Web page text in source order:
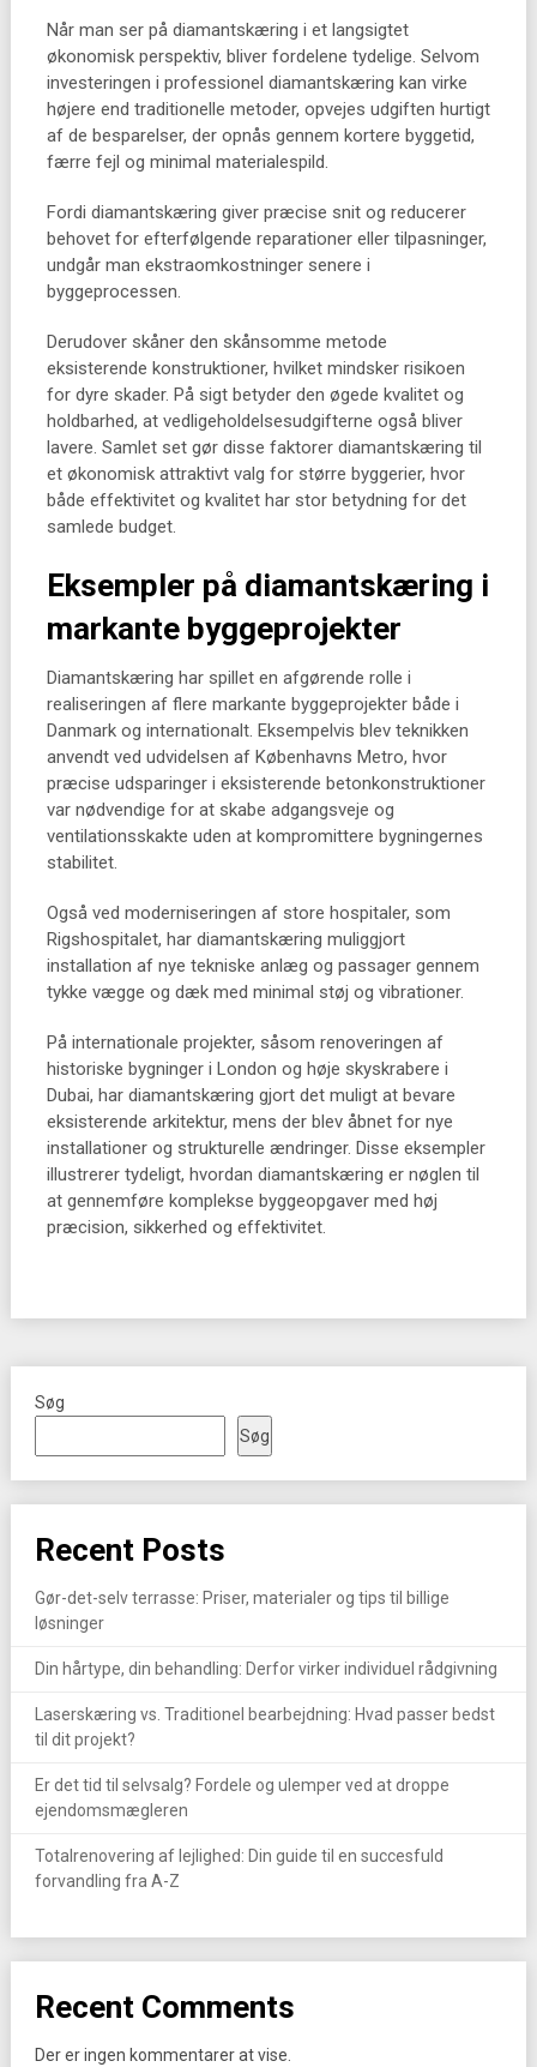
Når man ser på diamantskæring i et langsigtet
økonomisk perspektiv, bliver fordelene tydelige. Selvom
investeringen i professionel diamantskæring kan virke
højere end traditionelle metoder, opvejes udgiften hurtigt
af de besparelser, der opnås gennem kortere byggetid,
færre fejl og minimal materialespild.
Fordi diamantskæring giver præcise snit og reducerer
behovet for efterfølgende reparationer eller tilpasninger,
undgår man ekstraomkostninger senere i
byggeprocessen.
Derudover skåner den skånsomme metode
eksisterende konstruktioner, hvilket mindsker risikoen
for dyre skader. På sigt betyder den øgede kvalitet og
holdbarhed, at vedligeholdelsesudgifterne også bliver
lavere. Samlet set gør disse faktorer diamantskæring til
et økonomisk attraktivt valg for større byggerier, hvor
både effektivitet og kvalitet har stor betydning for det
samlede budget.
Eksempler på diamantskæring i
markante byggeprojekter
Diamantskæring har spillet en afgørende rolle i
realiseringen af flere markante byggeprojekter både i
Danmark og internationalt. Eksempelvis blev teknikken
anvendt ved udvidelsen af Københavns Metro, hvor
præcise udsparinger i eksisterende betonkonstruktioner
var nødvendige for at skabe adgangsveje og
ventilationsskakte uden at kompromittere bygningernes
stabilitet.
Også ved moderniseringen af store hospitaler, som
Rigshospitalet, har diamantskæring muliggjort
installation af nye tekniske anlæg og passager gennem
tykke vægge og dæk med minimal støj og vibrationer.
På internationale projekter, såsom renoveringen af
historiske bygninger i London og høje skyskrabere i
Dubai, har diamantskæring gjort det muligt at bevare
eksisterende arkitektur, mens der blev åbnet for nye
installationer og strukturelle ændringer. Disse eksempler
illustrerer tydeligt, hvordan diamantskæring er nøglen til
at gennemføre komplekse byggeopgaver med høj
præcision, sikkerhed og effektivitet.
Søg
Søg
Recent Posts
Gør-det-selv terrasse: Priser, materialer og tips til billige
løsninger
Din hårtype, din behandling: Derfor virker individuel rådgivning
Laserskæring vs. Traditionel bearbejdning: Hvad passer bedst
til dit projekt?
Er det tid til selvsalg? Fordele og ulemper ved at droppe
ejendomsmægleren
Totalrenovering af lejlighed: Din guide til en succesfuld
forvandling fra A-Z
Recent Comments
Der er ingen kommentarer at vise.